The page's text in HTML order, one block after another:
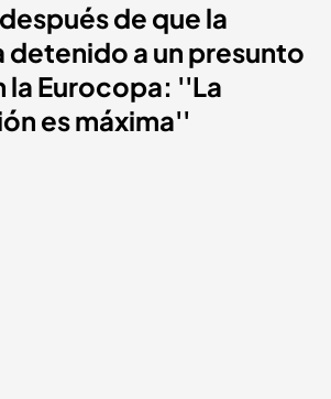
de que la
detenido a un presunto
la Eurocopa: ''La
es máxima''